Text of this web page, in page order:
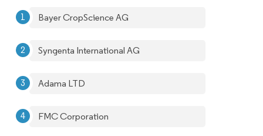
Bayer CropScience AG
Syngenta International AG
Adama LTD
FMC Corporation